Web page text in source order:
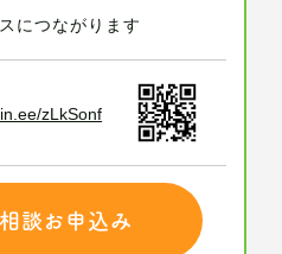
につながります
zLkSonf
相談お申込み